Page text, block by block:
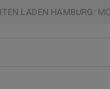
LADEN HAMBURG: